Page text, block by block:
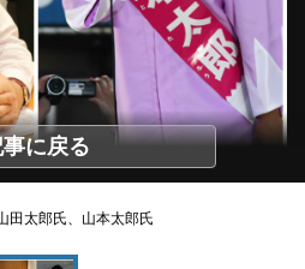
に戻る
田太郎氏、山本太郎氏